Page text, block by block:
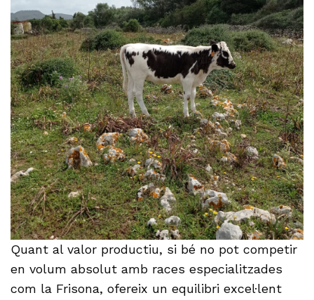
Quant al valor productiu, si bé no pot competir
en volum absolut amb races especialitzades
com la Frisona, ofereix un equilibri excel·lent